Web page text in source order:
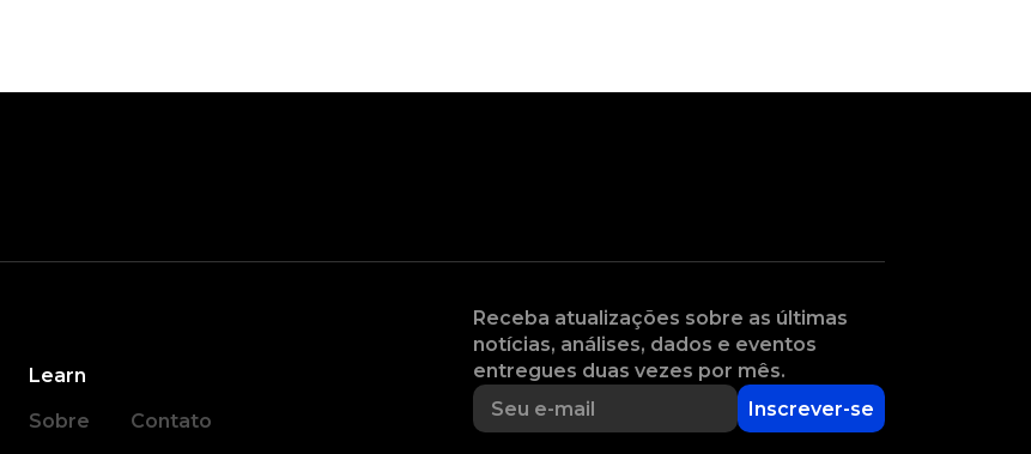
Learn
Sobre
Contato
Receba atualizações sobre as últimas
notícias, análises, dados e eventos
entregues duas vezes por mês.
Inscrever-se